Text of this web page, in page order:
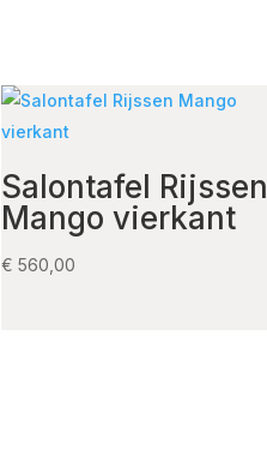
Salontafel Rijssen
Mango vierkant
€ 560,00